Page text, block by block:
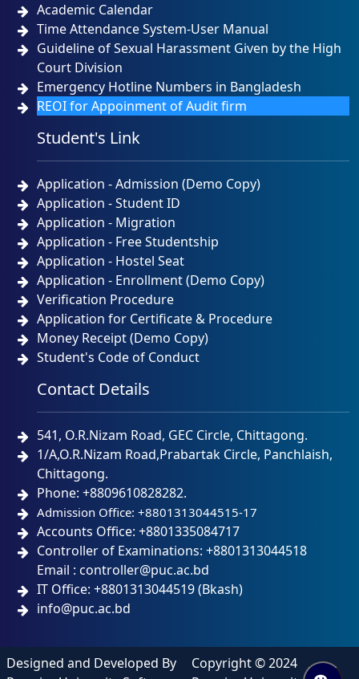
Academic Calendar
Time Attendance System-User Manual
Guideline of Sexual Harassment Given by the High
Court Division
Emergency Hotline Numbers in Bangladesh
REOI for Appoinment of Audit firm
Student's Link
Application - Admission (Demo Copy)
Application - Student ID
Application - Migration
Application - Free Studentship
Application - Hostel Seat
Application - Enrollment (Demo Copy)
Verification Procedure
Application for Certificate & Procedure
Money Receipt (Demo Copy)
Student's Code of Conduct
Contact Details
541, O.R.Nizam Road, GEC Circle, Chittagong.
1/A,O.R.Nizam Road,Prabartak Circle, Panchlaish,
Chittagong.
Phone: +8809610828282.
Admission Office: +8801313044515-17
Accounts Office: +8801335084717
Controller of Examinations: +8801313044518
Email : controller@puc.ac.bd
IT Office: +8801313044519 (Bkash)
info@puc.ac.bd
Designed and Developed By
Copyright © 2024